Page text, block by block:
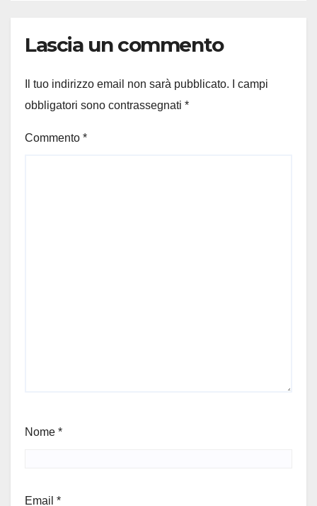
Lascia un commento
Il tuo indirizzo email non sarà pubblicato.
I campi
obbligatori sono contrassegnati *
Commento *
Nome *
Email *